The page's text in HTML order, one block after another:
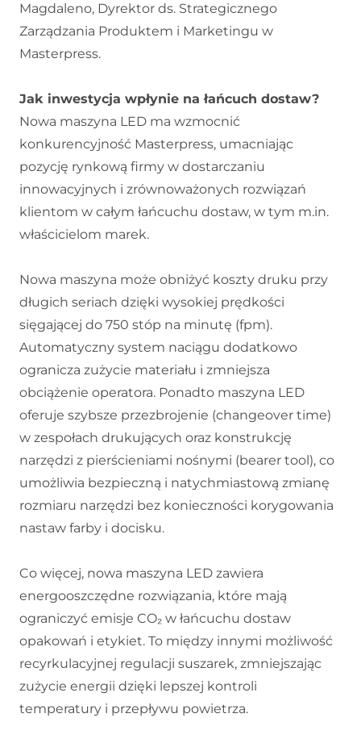
Magdaleno, Dyrektor ds. Strategicznego
Zarządzania Produktem i Marketingu w
Masterpress.
Jak inwestycja wpłynie na łańcuch dostaw?
Nowa maszyna LED ma wzmocnić
konkurencyjność Masterpress, umacniając
pozycję rynkową firmy w dostarczaniu
innowacyjnych i zrównoważonych rozwiązań
klientom w całym łańcuchu dostaw, w tym m.in.
właścicielom marek.
Nowa maszyna może obniżyć koszty druku przy
długich seriach dzięki wysokiej prędkości
sięgającej do 750 stóp na minutę (fpm).
Automatyczny system naciągu dodatkowo
ogranicza zużycie materiału i zmniejsza
obciążenie operatora. Ponadto maszyna LED
oferuje szybsze przezbrojenie (changeover time)
w zespołach drukujących oraz konstrukcję
narzędzi z pierścieniami nośnymi (bearer tool), co
umożliwia bezpieczną i natychmiastową zmianę
rozmiaru narzędzi bez konieczności korygowania
nastaw farby i docisku.
Co więcej, nowa maszyna LED zawiera
energooszczędne rozwiązania, które mają
ograniczyć emisje CO₂ w łańcuchu dostaw
opakowań i etykiet. To między innymi możliwość
recyrkulacyjnej regulacji suszarek, zmniejszając
zużycie energii dzięki lepszej kontroli
temperatury i przepływu powietrza.